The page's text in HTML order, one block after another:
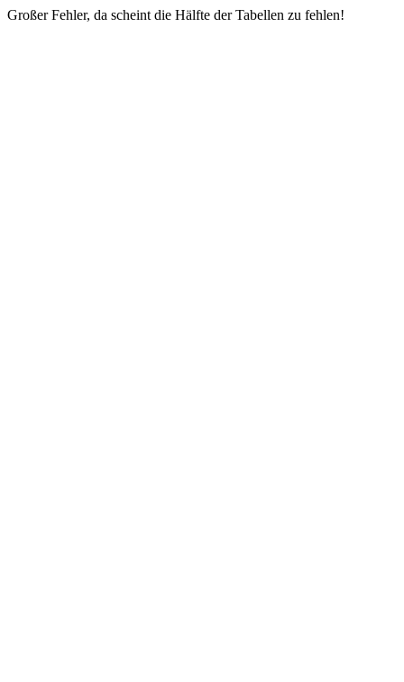
Großer Fehler, da scheint die Hälfte der Tabellen zu fehlen!